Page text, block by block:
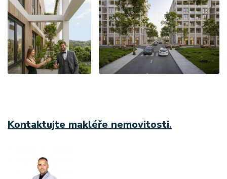
Kontaktujte makléře nemovitosti.